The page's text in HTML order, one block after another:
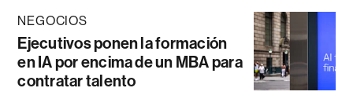
NEGOCIOS
Ejecutivos ponen la formación
en IA por encima de un MBA para
contratar talento